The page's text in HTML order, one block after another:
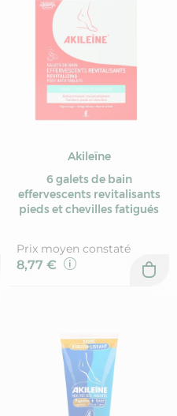
Akileïne
6 galets de bain
effervescents revitalisants
pieds et chevilles fatigués
Prix moyen constaté
8,77 €